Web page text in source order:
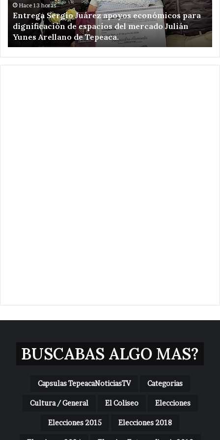
dignificación
de
espacios
del
mercado
Julián
Yunes
Hace 13 horas
Entrega Sergio Juárez apoyos económicos para
dignificación de espacios del mercado Julián
Yunes Arellano de Tepeaca.
de
en
BUSCABAS ALGO MAS?
Capsulas TepeacaNoticiasTV Categorias
Cultura / General El Coliseo Elecciones
Elecciones 2015 Elecciones 2018